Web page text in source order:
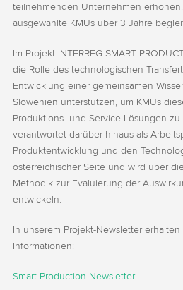
teilnehmenden Unternehmen
ausgewählte KMUs über 3 Jahre
Im Projekt INTERREG SMART
die Rolle des technologischen
Entwicklung einer gemeinsamen
Slowenien unterstützen, um KMUs
Produktions- und Service-Lösungen
verantwortet darüber hinaus als
Produktentwicklung und den
österreichischer Seite und wird über
Methodik zur Evaluierung der
entwickeln.
In unserem Projekt-Newsletter
Informationen:
Smart Production Newsletter